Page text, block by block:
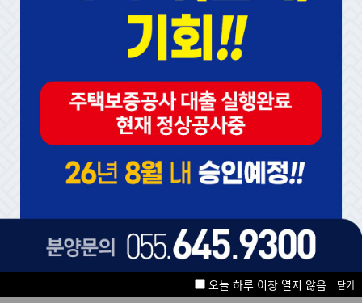
오늘 하루 이창 열지 않음
오늘 하루 이창 열지 않음